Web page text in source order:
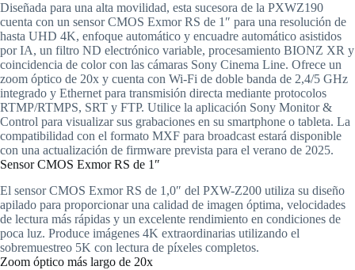
Diseñada para una alta movilidad, esta sucesora de la PXWZ190
cuenta con un sensor CMOS Exmor RS de 1″ para una resolución de
hasta UHD 4K, enfoque automático y encuadre automático asistidos
por IA, un filtro ND electrónico variable, procesamiento BIONZ XR y
coincidencia de color con las cámaras Sony Cinema Line. Ofrece un
zoom óptico de 20x y cuenta con Wi-Fi de doble banda de 2,4/5 GHz
integrado y Ethernet para transmisión directa mediante protocolos
RTMP/RTMPS, SRT y FTP. Utilice la aplicación Sony Monitor &
Control para visualizar sus grabaciones en su smartphone o tableta. La
compatibilidad con el formato MXF para broadcast estará disponible
con una actualización de firmware prevista para el verano de 2025.
Sensor CMOS Exmor RS de 1″
El sensor CMOS Exmor RS de 1,0″ del PXW-Z200 utiliza su diseño
apilado para proporcionar una calidad de imagen óptima, velocidades
de lectura más rápidas y un excelente rendimiento en condiciones de
poca luz. Produce imágenes 4K extraordinarias utilizando el
sobremuestreo 5K con lectura de píxeles completos.
Zoom óptico más largo de 20x